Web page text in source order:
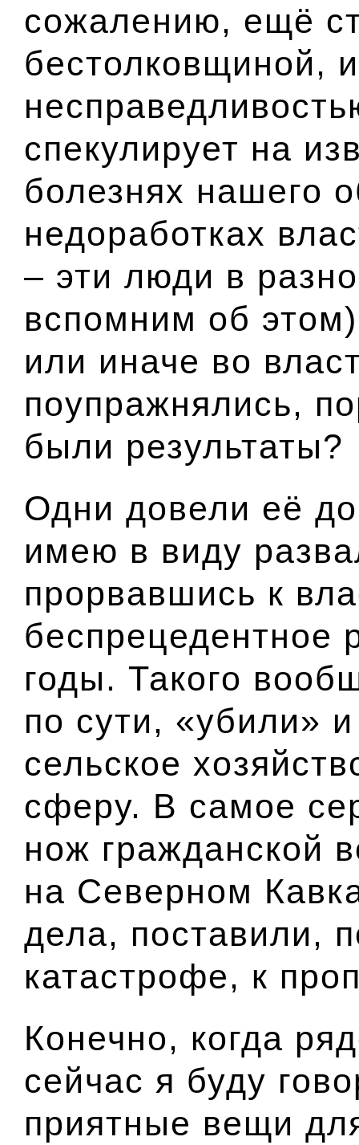
сожалению, ещё
бестолковщиной,
спекулирует на
болезнях нашего
недоработках
– эти люди в
вспомним об
или иначе во
поупражнялись,
были результаты?
Одни довели её
имею в виду
прорвавшись к
беспрецедентное
годы. Такого
по сути, «убили»
сельское
сферу. В самое
нож гражданской
на Северном
дела, поставили,
катастрофе, к
Конечно, когда
сейчас я буду
приятные вещи